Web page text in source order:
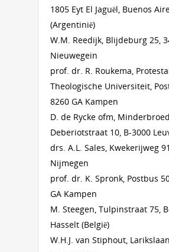
1805 Eyt El Jaguël, Buenos
(Argentinië)
W.M. Reedijk, Blijdeburg 25,
Nieuwegein
prof. dr. R. Roukema,
Theologische Universiteit,
8260 GA Kampen
D. de Rycke ofm,
Deberiotstraat 10, B-3000
drs. A.L. Sales, Kwekerijweg
Nijmegen
prof. dr. K. Spronk, Postbus
GA Kampen
M. Steegen, Tulpinstraat 75,
Hasselt (België)
W.H.J. van Stiphout,